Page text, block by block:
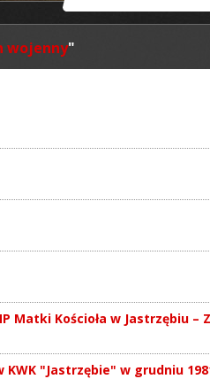
wojenny"
Matki Kościoła w Jastrzębiu –
"Jastrzębie" w grudniu